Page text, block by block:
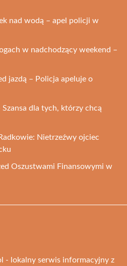
nad wodą – apel policji w
w nadchodzący weekend –
jazdą – Policja apeluje o
dla tych, którzy chcą
Nietrzeźwy ojciec
Oszustwami Finansowymi w
- lokalny serwis informacyjny z